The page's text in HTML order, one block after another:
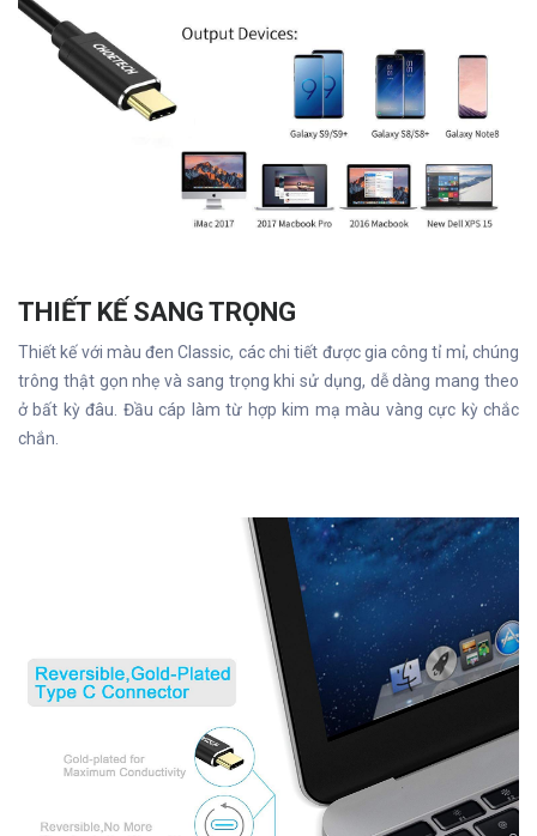
THIẾT KẾ SANG TRỌNG
Thiết kế với màu đen Classic, các chi tiết được gia công tỉ mỉ, chúng
trông thật gọn nhẹ và sang trọng khi sử dụng, dễ dàng mang theo
ở bất kỳ đâu. Đầu cáp làm từ hợp kim mạ màu vàng cực kỳ chắc
chắn.